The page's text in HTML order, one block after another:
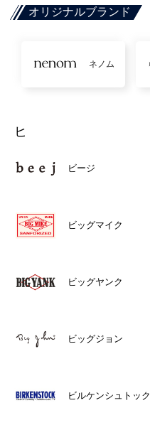
オリジナルブランド
ネノム
ヒ
ビージ
ビッグマイク
ビッグヤンク
ビッグジョン
ビルケンシュトック